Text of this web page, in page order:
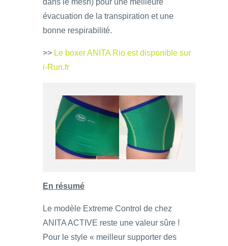
dans le mesh) pour une meilleure
évacuation de la transpiration et une
bonne respirabilité.
>> Le boxer ANITA Rio est disponible sur
i-Run.fr
En résumé
Le modèle Extreme Control de chez
ANITA ACTIVE reste une valeur sûre !
Pour le style « meilleur supporter des